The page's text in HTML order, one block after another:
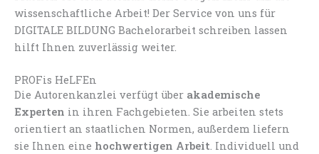
wissenschaftliche Arbeit! Der Service von uns für
DIGITALE BILDUNG Bachelorarbeit schreiben lassen
hilft Ihnen zuverlässig weiter.
PROFis HeLFEn
Die Autorenkanzlei verfügt über akademische
Experten in ihren Fachgebieten. Sie arbeiten stets
orientiert an staatlichen Normen, außerdem liefern
sie Ihnen eine hochwertigen Arbeit. Individuell und